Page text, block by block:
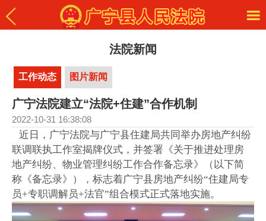
法院新闻
工作动态 图片新闻
广宁法院建立“法院+住建”合作机制
2022-10-31 16:38:08
近日，广宁法院与广宁县住建局共同举办房地产纠纷
联调联执工作室揭牌仪式，并签署《关于推进处理房
地产纠纷、物业管理纠纷工作合作备忘录》（以下简
称《备忘录》），标志着广宁县房地产纠纷“住建局专
员+专职调解员+法官”组合模式正式落地实施。